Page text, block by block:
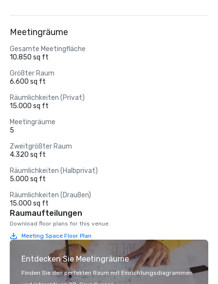
Meetingräume
Gesamte Meetingfläche
10.850 sq ft
Größter Raum
6.600 sq ft
Räumlichkeiten (Privat)
15.000 sq ft
Meetingräume
5
Zweitgrößter Raum
4.320 sq ft
Räumlichkeiten (Halbprivat)
5.000 sq ft
Räumlichkeiten (Draußen)
15.000 sq ft
Raumaufteilungen
Download floor plans for this venue.
Meeting Space Floor Plan
Entdecken Sie Meetingräume
Finden Sie den perfekten Raum mit Einrichtungsdiagrammen